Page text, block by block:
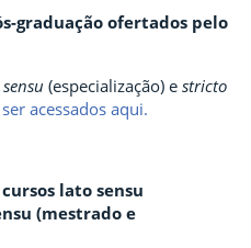
graduação ofertados pelo
(especialização) e stricto
acessados aqui.
lato sensu
(mestrado e